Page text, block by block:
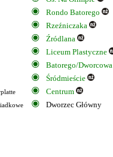
Rondo Batorego
Rzeźniczaka
Źródlana
Liceum Plastyczne
Batorego/Dworcowa
Śródmieście
Centrum
Dworzec Główny